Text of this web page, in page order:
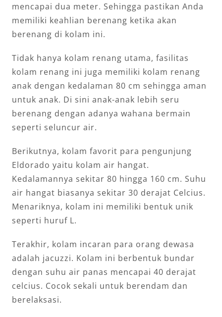
mencapai dua meter. Sehingga pastikan Anda
memiliki keahlian berenang ketika akan
berenang di kolam ini.
Tidak hanya kolam renang utama, fasilitas
kolam renang ini juga memiliki kolam renang
anak dengan kedalaman 80 cm sehingga aman
untuk anak. Di sini anak-anak lebih seru
berenang dengan adanya wahana bermain
seperti seluncur air.
Berikutnya, kolam favorit para pengunjung
Eldorado yaitu kolam air hangat.
Kedalamannya sekitar 80 hingga 160 cm. Suhu
air hangat biasanya sekitar 30 derajat Celcius.
Menariknya, kolam ini memiliki bentuk unik
seperti huruf L.
Terakhir, kolam incaran para orang dewasa
adalah jacuzzi. Kolam ini berbentuk bundar
dengan suhu air panas mencapai 40 derajat
celcius. Cocok sekali untuk berendam dan
berelaksasi.